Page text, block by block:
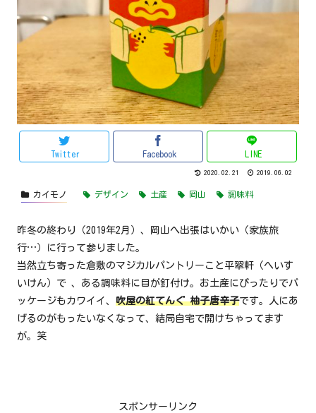
Twitter Facebook LINE
2020.02.21 2019.06.02
カイモノ デザイン 土産 岡山 調味料
昨冬の終わり（2019年2月）、岡山へ出張はいかい（家族旅
行…）に行って参りました。
当然立ち寄った倉敷のマジカルパントリーこと平翠軒（へいす
いけん）で 、ある調味料に目が釘付け。お土産にぴったりでパ
ッケージもカワイイ、 吹屋の紅てんぐ 柚子唐辛子です。人にあ
げるのがもったいなくなって、結局自宅で開けちゃってます
が。笑
スポンサーリンク